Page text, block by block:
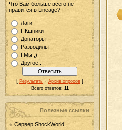
Что Вам больше всего не
нравится в Lineage?
Лаги
ПКшники
Донаторы
Разводилы
ГМы ;)
Другое...
[ Результаты · Архив опросов ]
Всего ответов: 11
Полезные ссылки
Сервер ShockWorld